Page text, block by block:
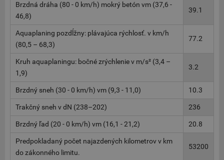
Brzdná dráha (80 - 0 km/h) mokrý betón vm (37,6 -
46,8)
39.1
Aquaplaning pozdĺžny: plávajúca rýchlosť. v km/h
(80,5 – 68,3)
77.2
Kruh aquaplaningu: bočné zrýchlenie v m/s² (3,4 –
1,9)
3.2
Brzdný sneh (30 - 0 km/h) vm (9,3 - 11,0) 10.3
Trakčný sneh v dN (238–202) 236
Brzdný ľad (20 - 0 km/h) vm (16,1 - 21,2) 20.8
Predpokladaný počet najazdených kilometrov v km
do zákonného limitu.
53200